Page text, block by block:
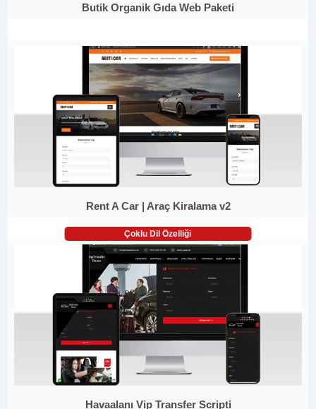
Butik Organik Gıda Web Paketi
Rent A Car | Araç Kiralama v2
Çoklu Dil Özelliği
Havaalanı Vip Transfer Scripti